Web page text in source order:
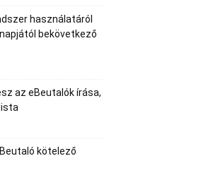
használatáról
bekövetkező
az eBeutalók írása,
kötelező